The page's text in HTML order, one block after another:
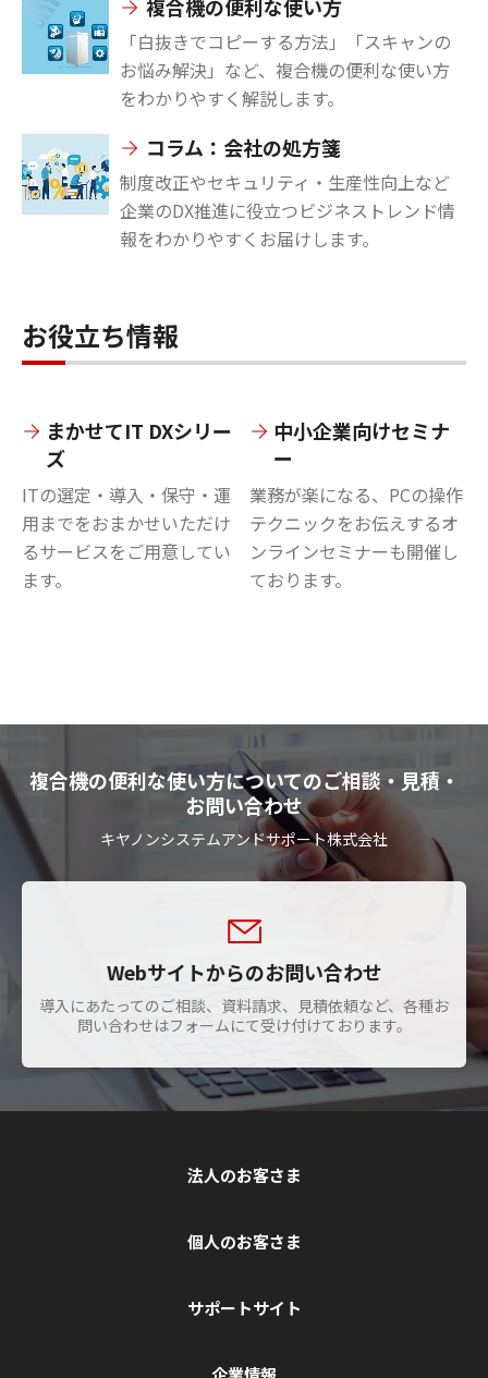
複合機の便利な使い方
「白抜きでコピーする方法」「スキャンの
お悩み解決」など、複合機の便利な使い方
をわかりやすく解説します。
コラム：会社の処方箋
制度改正やセキュリティ・生産性向上など
企業のDX推進に役立つビジネストレンド情
報をわかりやすくお届けします。
お役立ち情報
まかせてIT DXシリー
ズ
ITの選定・導入・保守・運
用までをおまかせいただけ
るサービスをご用意してい
ます。
中小企業向けセミナ
ー
業務が楽になる、PCの操作
テクニックをお伝えするオ
ンラインセミナーも開催し
ております。
複合機の便利な使い方についてのご相談・見積・
お問い合わせ
キヤノンシステムアンドサポート株式会社
Webサイトからのお問い合わせ
導入にあたってのご相談、資料請求、見積依頼など、各種お
問い合わせはフォームにて受け付けております。
法人のお客さま
個人のお客さま
サポートサイト